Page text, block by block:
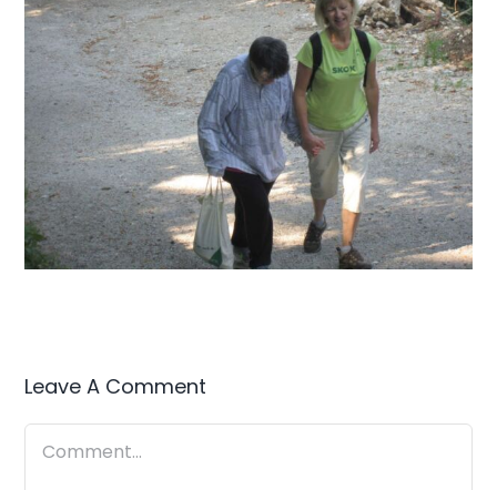
Leave A Comment
Comment